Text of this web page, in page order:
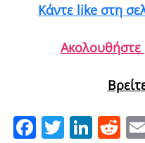
Κάντε like στη
Facebook
Twitter